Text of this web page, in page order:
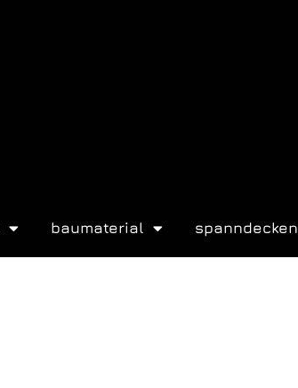
baumaterial spanndecken